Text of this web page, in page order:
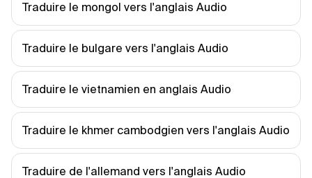
Traduire le mongol vers l'anglais Audio
Traduire le bulgare vers l'anglais Audio
Traduire le vietnamien en anglais Audio
Traduire le khmer cambodgien vers l'anglais Audio
Traduire de l'allemand vers l'anglais Audio